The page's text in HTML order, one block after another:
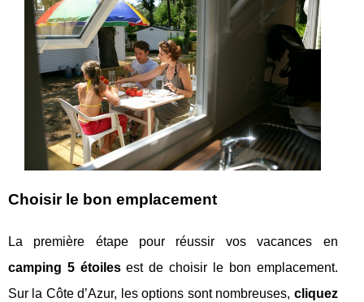
Choisir le bon emplacement
La première étape pour réussir vos vacances en
camping 5 étoilesest de choisir le bon emplacement.
Sur la Côte d’Azur, les options sont nombreuses, cliquez